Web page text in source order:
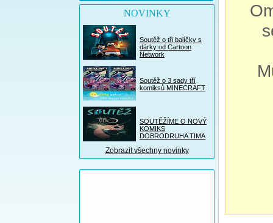
NOVINKY
Soutěž o tři balíčky s
dárky od Cartoon
Network
Soutěž o 3 sady tří
komiksů MINECRAFT
SOUTĚŽÍME O NOVÝ
KOMIKS
DOBRODRUHA TIMA
Zobrazit všechny novinky